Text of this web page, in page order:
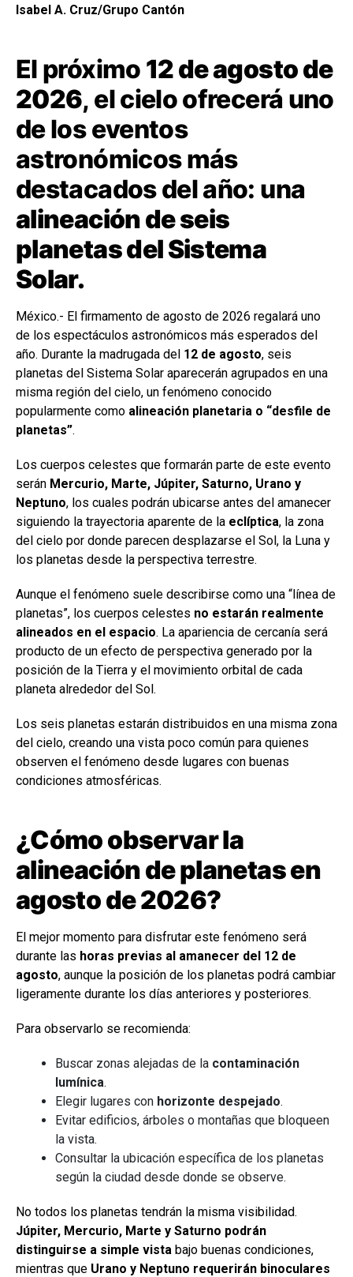
Isabel A. Cruz/Grupo Cantón
El próximo 12 de agosto de
2026, el cielo ofrecerá uno
de los eventos
astronómicos más
destacados del año: una
alineación de seis
planetas del Sistema
Solar.
México.- El firmamento de agosto de 2026 regalará uno
de los espectáculos astronómicos más esperados del
año. Durante la madrugada del 12 de agosto, seis
planetas del Sistema Solar aparecerán agrupados en una
misma región del cielo, un fenómeno conocido
popularmente como alineación planetaria o “desfile de
planetas”.
Los cuerpos celestes que formarán parte de este evento
serán Mercurio, Marte, Júpiter, Saturno, Urano y
Neptuno, los cuales podrán ubicarse antes del amanecer
siguiendo la trayectoria aparente de la eclíptica, la zona
del cielo por donde parecen desplazarse el Sol, la Luna y
los planetas desde la perspectiva terrestre.
Aunque el fenómeno suele describirse como una “línea de
planetas”, los cuerpos celestes no estarán realmente
alineados en el espacio. La apariencia de cercanía será
producto de un efecto de perspectiva generado por la
posición de la Tierra y el movimiento orbital de cada
planeta alrededor del Sol.
Los seis planetas estarán distribuidos en una misma zona
del cielo, creando una vista poco común para quienes
observen el fenómeno desde lugares con buenas
condiciones atmosféricas.
¿Cómo observar la
alineación de planetas en
agosto de 2026?
El mejor momento para disfrutar este fenómeno será
durante las horas previas al amanecer del 12 de
agosto, aunque la posición de los planetas podrá cambiar
ligeramente durante los días anteriores y posteriores.
Para observarlo se recomienda:
Buscar zonas alejadas de la contaminación
lumínica.
Elegir lugares con horizonte despejado.
Evitar edificios, árboles o montañas que bloqueen
la vista.
Consultar la ubicación específica de los planetas
según la ciudad desde donde se observe.
No todos los planetas tendrán la misma visibilidad.
Júpiter, Mercurio, Marte y Saturno podrán
distinguirse a simple vista bajo buenas condiciones,
mientras que Urano y Neptuno requerirán binoculares